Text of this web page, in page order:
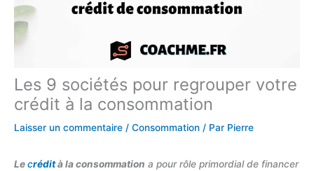
Les 9 sociétés pour regrouper votre
crédit à la consommation
Laisser un commentaire / Consommation / Par Pierre
Lecrédità la consommation a pour rôle primordial de financer